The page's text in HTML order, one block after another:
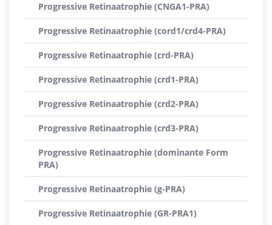
Progressive Retinaatrophie (CNGA1-PRA)
Progressive Retinaatrophie (cord1/crd4-PRA)
Progressive Retinaatrophie (crd-PRA)
Progressive Retinaatrophie (crd1-PRA)
Progressive Retinaatrophie (crd2-PRA)
Progressive Retinaatrophie (crd3-PRA)
Progressive Retinaatrophie (dominante Form
PRA)
Progressive Retinaatrophie (g-PRA)
Progressive Retinaatrophie (GR-PRA1)